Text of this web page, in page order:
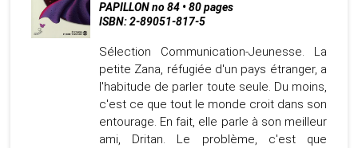
PAPILLON no 84 • 80 pages
ISBN: 2-89051-817-5
Sélection Communication-Jeunesse. La
petite Zana, réfugiée d'un pays étranger, a
l'habitude de parler toute seule. Du moins,
c'est ce que tout le monde croit dans son
entourage. En fait, elle parle à son meilleur
ami, Dritan. Le problème, c'est que